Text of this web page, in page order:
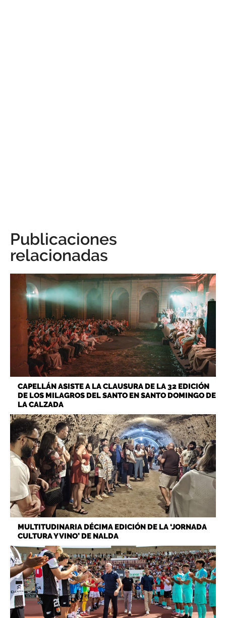
Publicaciones
relacionadas
CAPELLÁN ASISTE A LA CLAUSURA DE LA 32 EDICIÓN
DE LOS MILAGROS DEL SANTO EN SANTO DOMINGO DE
LA CALZADA
MULTITUDINARIA DÉCIMA EDICIÓN DE LA ‘JORNADA
CULTURA Y VINO’ DE NALDA